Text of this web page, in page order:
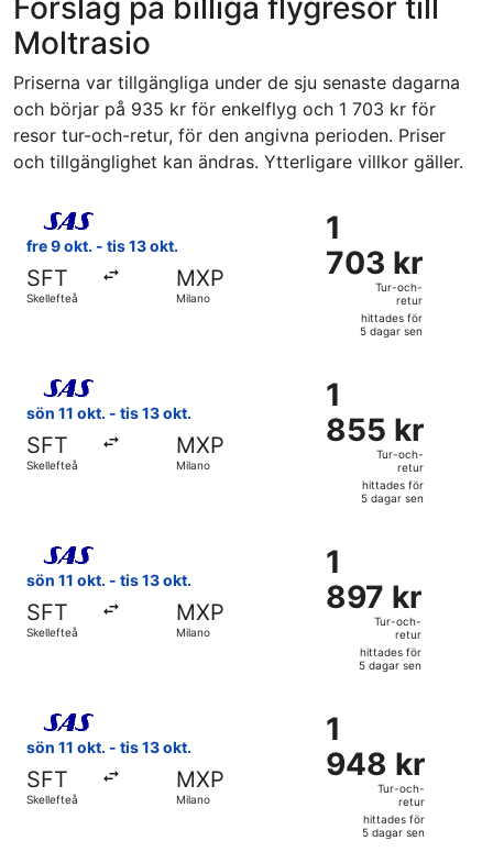
Förslag på billiga flygresor till
Moltrasio
Priserna var tillgängliga under de sju senaste dagarna
och börjar på 935 kr för enkelflyg och 1 703 kr för
resor tur-och-retur, för den angivna perioden. Priser
och tillgänglighet kan ändras. Ytterligare villkor gäller.
fre 9 okt. - tis 13 okt.
SFT
Skellefteå
MXP
Milano
1
703 kr
Tur-
retur,
hittades
dagar
sen
1
703 kr
Tur-och-
retur
hittades för
5 dagar sen
Välj flyg med Scandinavian Airlines, med avresa fre 9
sön 11 okt. - tis 13 okt.
SFT
Skellefteå
MXP
Milano
1
855 kr
Tur-
retur,
hittades
dagar
sen
1
855 kr
Tur-och-
retur
hittades för
5 dagar sen
Välj flyg med Scandinavian Airlines, med avresa sön
sön 11 okt. - tis 13 okt.
SFT
Skellefteå
MXP
Milano
1
897 kr
Tur-
retur,
hittades
dagar
sen
1
897 kr
Tur-och-
retur
hittades för
5 dagar sen
Välj flyg med Scandinavian Airlines, med avresa sön
sön 11 okt. - tis 13 okt.
SFT
Skellefteå
MXP
Milano
1
948 kr
Tur-
retur,
hittades
1
948 kr
Tur-och-
retur
hittades för
5 dagar sen
Välj flyg med Scandinavian Airlines, med avresa sön